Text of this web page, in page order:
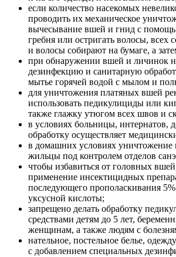
если количество насекомых
проводить их механическое
вычесывание вшей и гнид с
гребня или остригать волосы, всех
и волосы собирают на бумаге, а
при обнаружении вшей и личинок
дезинфекцию и санитарную
мытье горячей водой с мылом и
для уничтожения платяных вшей
использовать педикулициды или
также глажку утюгом всех швов и
в условиях больницы, интернатов,
обработку осуществляет
в домашних условиях уничтожение
жильцы под контролем отделов
чтобы избавиться от головных
применение инсектицидных
последующего прополаскивания
уксусной кислоты;
запрещено делать обработку
средствами детям до 5 лет,
женщинам, а также людям с
нательное, постельное белье,
с добавлением специальных